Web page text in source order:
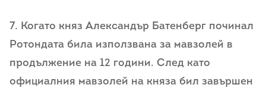
7. Когато княз Александър Батенберг починал
Ротондата била използвана за мавзолей в
продължение на 12 години. След като
официалния мавзолей на княза бил завършен